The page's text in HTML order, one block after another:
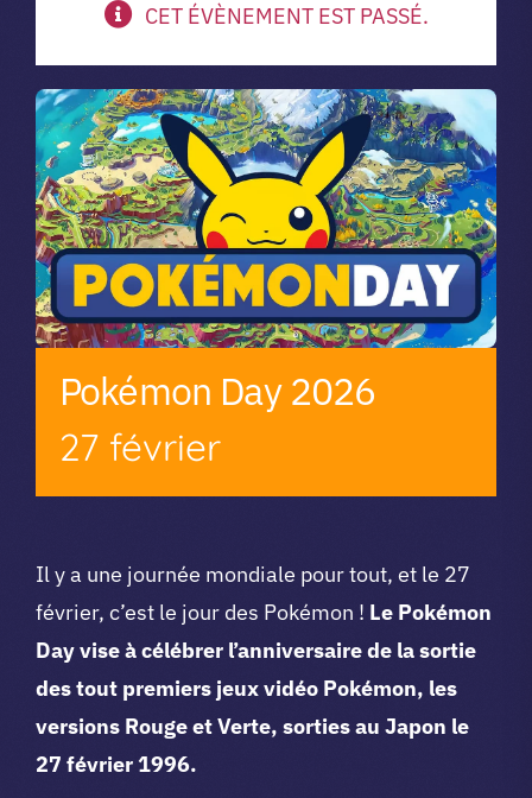
Vibe Game
CET ÉVÈNEMENT EST PASSÉ.
Pokémon Day 2026
27 février
Il y a une journée mondiale pour tout, et le 27
février, c’est le jour des Pokémon ! Le Pokémon
Day vise à célébrer l’anniversaire de la sortie
des tout premiers jeux vidéo Pokémon, les
versions Rouge et Verte, sorties au Japon le
27 février 1996.